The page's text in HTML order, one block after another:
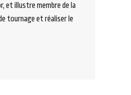
et illustre membre de la
tournage et réaliser le